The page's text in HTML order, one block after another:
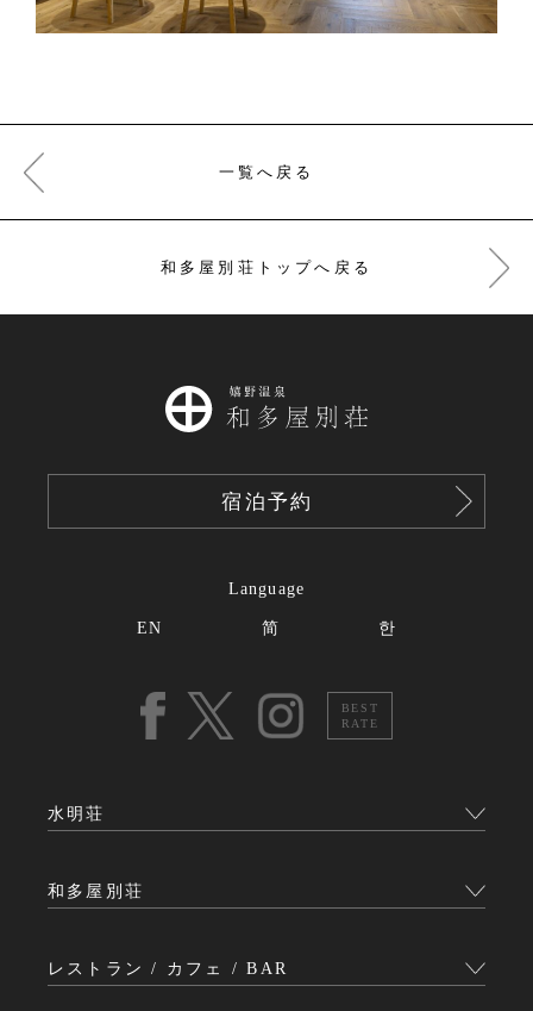
一覧へ戻る
和多屋別荘トップへ戻る
宿泊予約
Language
EN 简 한
BEST
RATE
水明荘
和多屋別荘
レストラン / カフェ / BAR